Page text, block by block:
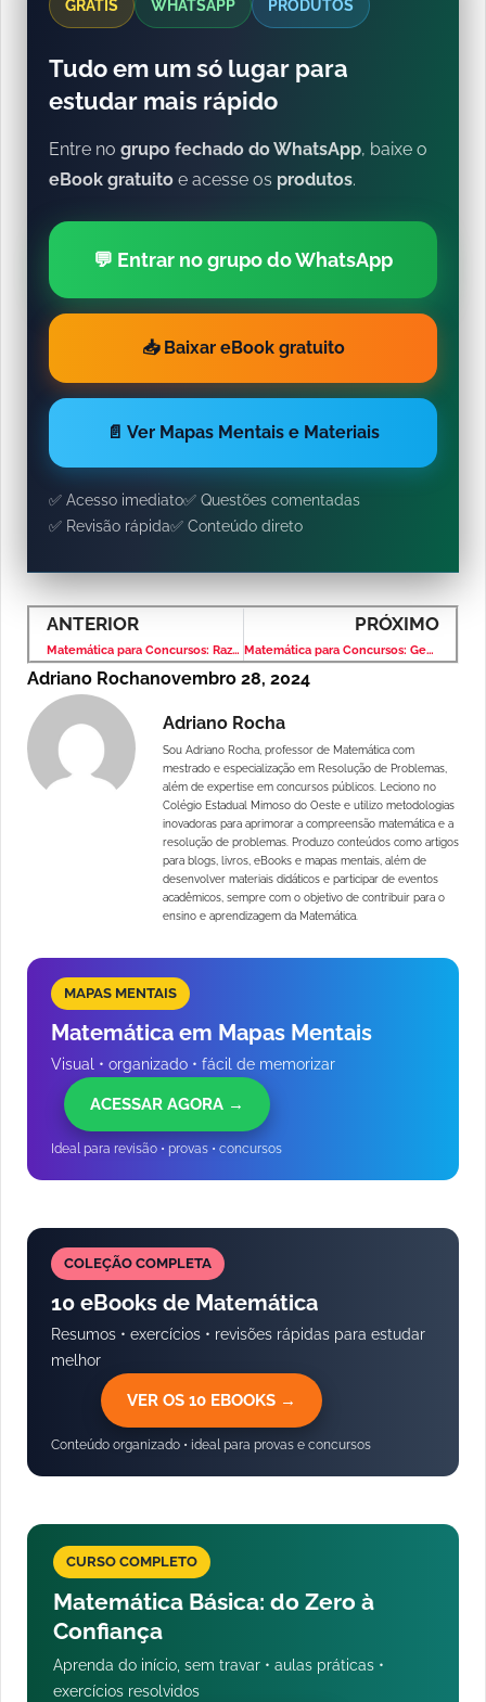
GRÁTIS WHATSAPP PRODUTOS
Tudo em um só lugar para
estudar mais rápido
Entre no grupo fechado do WhatsApp, baixe o
eBook gratuito e acesse os produtos.
💬 Entrar no grupo do WhatsApp
📥 Baixar eBook gratuito
📄 Ver Mapas Mentais e Materiais
✅ Acesso imediato✅ Questões comentadas
✅ Revisão rápida✅ Conteúdo direto
ANTERIOR
Matemática para Concursos: Razão e Proporção – Banca VUNESP – Nível Fundamental
PRÓXIMO
Matemática para Concursos: Geometria Plana – Banca VUNESP – Nível Fundamental
Adriano Rochanovembro 28, 2024
Adriano Rocha
Sou Adriano Rocha, professor de Matemática com
mestrado e especialização em Resolução de Problemas,
além de expertise em concursos públicos. Leciono no
Colégio Estadual Mimoso do Oeste e utilizo metodologias
inovadoras para aprimorar a compreensão matemática e a
resolução de problemas. Produzo conteúdos como artigos
para blogs, livros, eBooks e mapas mentais, além de
desenvolver materiais didáticos e participar de eventos
acadêmicos, sempre com o objetivo de contribuir para o
ensino e aprendizagem da Matemática.
MAPAS MENTAIS
Matemática em Mapas Mentais
Visual • organizado • fácil de memorizar
ACESSAR AGORA →
Ideal para revisão • provas • concursos
COLEÇÃO COMPLETA
10 eBooks de Matemática
Resumos • exercícios • revisões rápidas para estudar
melhor
VER OS 10 EBOOKS →
Conteúdo organizado • ideal para provas e concursos
CURSO COMPLETO
Matemática Básica: do Zero à
Confiança
Aprenda do início, sem travar • aulas práticas •
exercícios resolvidos